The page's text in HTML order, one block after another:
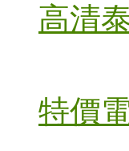
高清
特價